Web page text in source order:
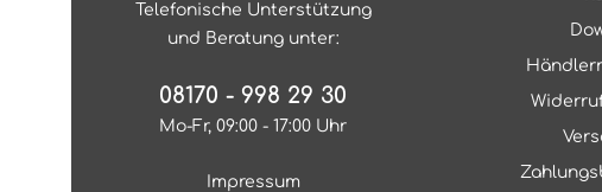
Telefonische Unterstützung
und Beratung unter:
08170 - 998 29 30
Mo-Fr, 09:00 - 17:00 Uhr
Impressum